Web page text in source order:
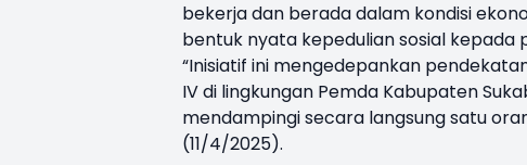
bekerja dan berada dalam kondisi
bentuk nyata kepedulian sosial kepada
“Inisiatif ini mengedepankan
IV di lingkungan Pemda Kabupaten
mendampingi secara langsung satu
(11/4/2025).